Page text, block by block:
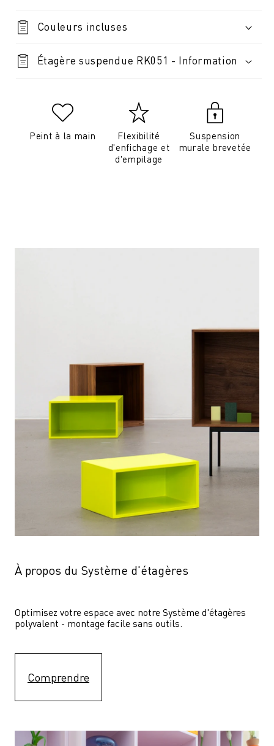
Couleurs incluses
Étagère suspendue RK051 - Information
Peint à la main
Flexibilité
d'enfichage et
d'empilage
Suspension
murale brevetée
À propos du Système d'étagères
Optimisez votre espace avec notre Système d'étagères
polyvalent - montage facile sans outils.
Comprendre